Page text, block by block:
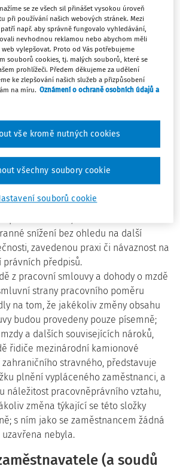
na základě pracovní smlouvy
kamionové dopravy; dostal se
sporu se svým zaměstnavatelem, a
zahraničního stravného za
v rámci pracovního poměru
zákoníku práce nedává
v podnikatelské sféře možnost
krátit na 75 % jednostranně,
zaměstnance.
dohodou, určí ji před vysláním
snížení bez ohledu na další
zavedenou praxi či návaznost na
právních předpisů.
z pracovní smlouvy a dohody o mzdě
strany pracovního poměru
na tom, že jakékoliv změny obsahu
budou provedeny pouze písemně;
a dalších souvisejících nároků,
řidiče mezinárodní kamionové
stravného, představuje
plnění vypláceného zaměstnanci, a
náležitost pracovněprávního vztahu,
změna týkající se této složky
s ním jako se zaměstnancem žádná
nebyla.
(a soudů
se ze všech sil přinášet vysokou úroveň
při používání našich webových stránek. Mezi
např. aby správně fungovalo vyhledávání,
nevhodnou reklamou nebo abychom měli
vylepšovat. Proto od Vás potřebujeme
souborů cookies, tj. malých souborů, které se
prohlížeči. Předem děkujeme za udělení
ke zlepšování našich služeb a přizpůsobení
na míru. Oznámení o ochraně osobních údajů a
souborů cookie
vše kromě nutných cookies
všechny soubory cookie